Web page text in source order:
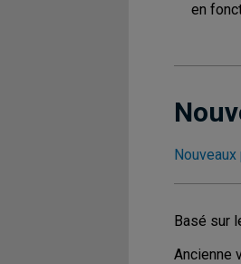
en
Basé sur
Ancienne